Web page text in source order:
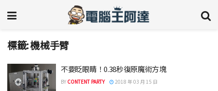
標籤:機械手臂
不要眨眼睛！0.38秒復原魔術方塊
BY CONTENT PARTY 2018 年 03 月 15 日